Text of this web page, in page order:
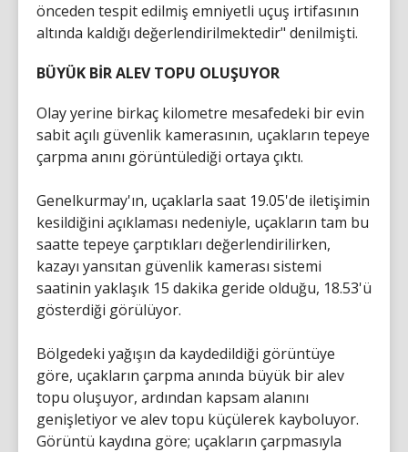
önceden tespit edilmiş emniyetli uçuş irtifasının
altında kaldığı değerlendirilmektedir" denilmişti.
BÜYÜK BİR ALEV TOPU OLUŞUYOR
Olay yerine birkaç kilometre mesafedeki bir evin
sabit açılı güvenlik kamerasının, uçakların tepeye
çarpma anını görüntülediği ortaya çıktı.
Genelkurmay'ın, uçaklarla saat 19.05'de iletişimin
kesildiğini açıklaması nedeniyle, uçakların tam bu
saatte tepeye çarptıkları değerlendirilirken,
kazayı yansıtan güvenlik kamerası sistemi
saatinin yaklaşık 15 dakika geride olduğu, 18.53'ü
gösterdiği görülüyor.
Bölgedeki yağışın da kaydedildiği görüntüye
göre, uçakların çarpma anında büyük bir alev
topu oluşuyor, ardından kapsam alanını
genişletiyor ve alev topu küçülerek kayboluyor.
Görüntü kaydına göre; uçakların çarpmasıyla